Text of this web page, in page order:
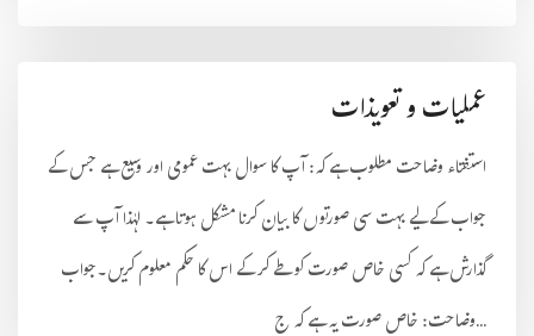
عملیات و تعویذات
استفتاء وضاحت مطلوب ہے کہ: آپ کا سوال بہت عمومی اور وسیع ہے جس کے
جواب کے لیے بہت سی صورتوں کا بیان کرنا مشکل ہوتا ہے۔ لہٰذا آپ سے
گذارش ہے کہ کسی خاص صورت کو طے کرکے اس کا حکم معلوم کریں۔جواب
وضاحت: خاص صورت یہ ہے کہ ج...